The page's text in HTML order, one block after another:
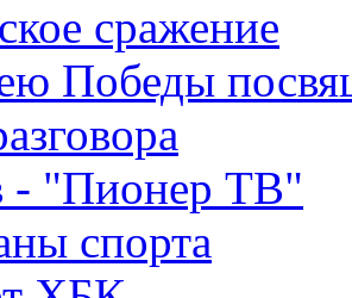
сражение
Победы
- "Пионер ТВ"
спорта